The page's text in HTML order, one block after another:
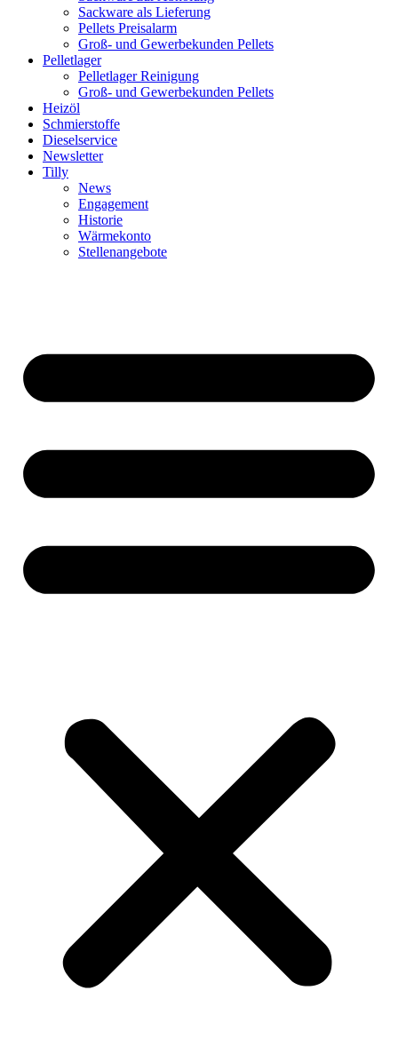
Sackware als Lieferung
Pellets Preisalarm
Groß- und Gewerbekunden Pellets
Pelletlager
Pelletlager Reinigung
Groß- und Gewerbekunden Pellets
Heizöl
Schmierstoffe
Dieselservice
Newsletter
Tilly
News
Engagement
Historie
Wärmekonto
Stellenangebote